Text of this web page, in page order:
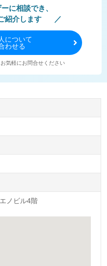
に相談でき、
紹介します
について
わせる
気軽にお問合せください
ノビル4階